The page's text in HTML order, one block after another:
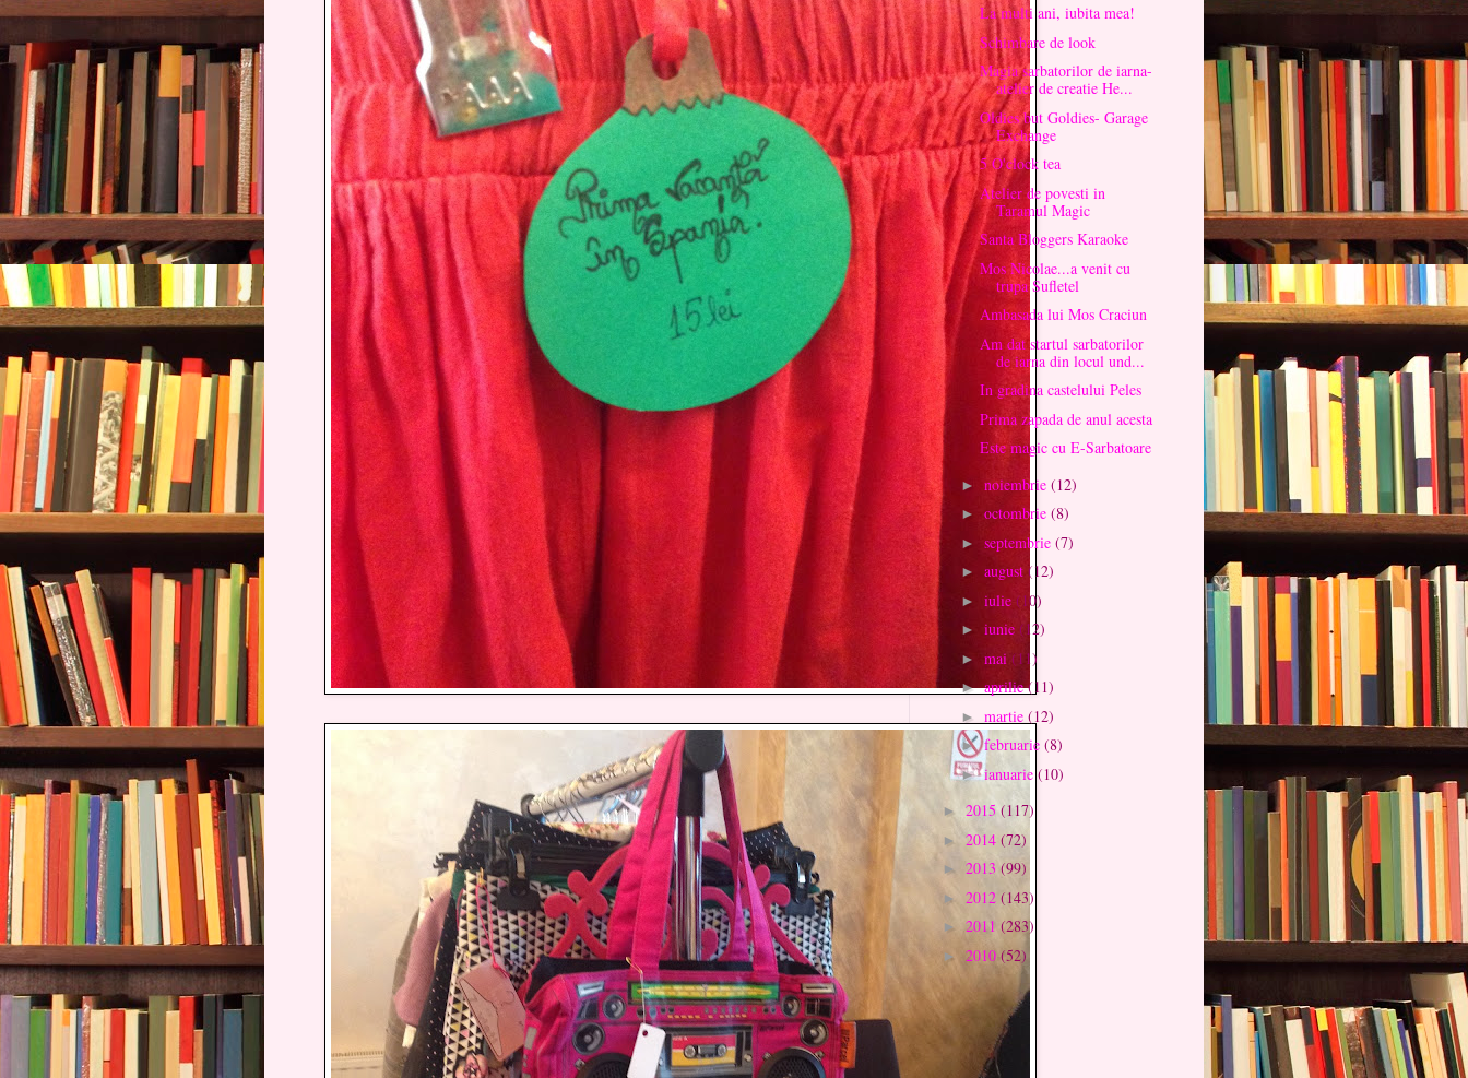
La multi ani, iubita mea!
Schimbare de look
Magia sarbatorilor de iarna-
atelier de creatie He...
Oldies but Goldies- Garage
Exchange
5 O'clock tea
Atelier de povesti in
Taramul Magic
Santa Bloggers Karaoke
Mos Nicolae...a venit cu
trupa Sufletel
Ambasada lui Mos Craciun
Am dat startul sarbatorilor
de iarna din locul und...
In gradina castelului Peles
Prima zapada de anul acesta
Este magic cu E-Sarbatoare
► noiembrie (12)
► octombrie (8)
► septembrie (7)
► august (12)
► iulie (10)
► iunie (12)
► mai (11)
►aprilie(11)
► martie (12)
►februarie (8)
►ianuarie (10)
► 2015 (117)
► 2014 (72)
► 2013(99)
► 2012 (143)
►2011 (283)
► 2010 (52)